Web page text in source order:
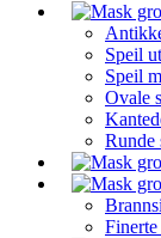
Speil
Speil
Ovale
Runde